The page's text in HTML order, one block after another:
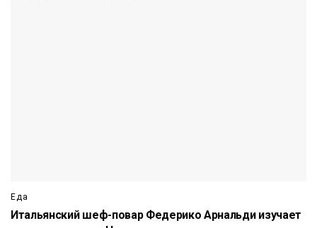
Еда
Итальянский шеф-повар Федерико Арнальди изучает